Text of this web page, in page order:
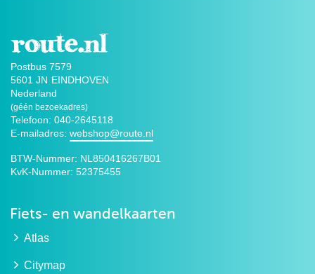
Postbus 7579
5601 JN EINDHOVEN
Nederland
(géén bezoekadres)
Telefoon: 040-2645118
E-mailadres: webshop@route.nl
BTW-Nummer: NL850416267B01
KvK-Nummer: 52375455
Fiets- en wandelkaarten
Atlas
Citymap